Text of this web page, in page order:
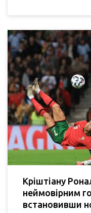
Кріштіану
неймовірним
встановивши